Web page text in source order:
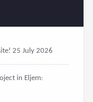
25 July 2026
in Eljem: